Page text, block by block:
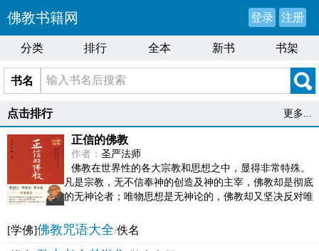
佛教书籍网 登录 注册
分类 排行 全本 新书 书架
书名
点击排行 更多...
正信的佛教
作者： 圣严法师
佛教在世界性的各大宗教和思想之中，显得非常特殊。
凡是宗教，无不信奉神的创造及神的主宰，佛教却是彻底
的无神论者；唯物思想是无神论的，佛教却又坚决反对唯
[学佛]佛教咒语大全/佚名